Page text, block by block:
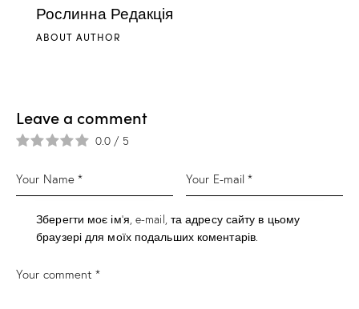
Рослинна Редакція
ABOUT AUTHOR
Leave a comment
0.0 / 5
Зберегти моє ім'я, e-mail, та адресу сайту в цьому
браузері для моїх подальших коментарів.